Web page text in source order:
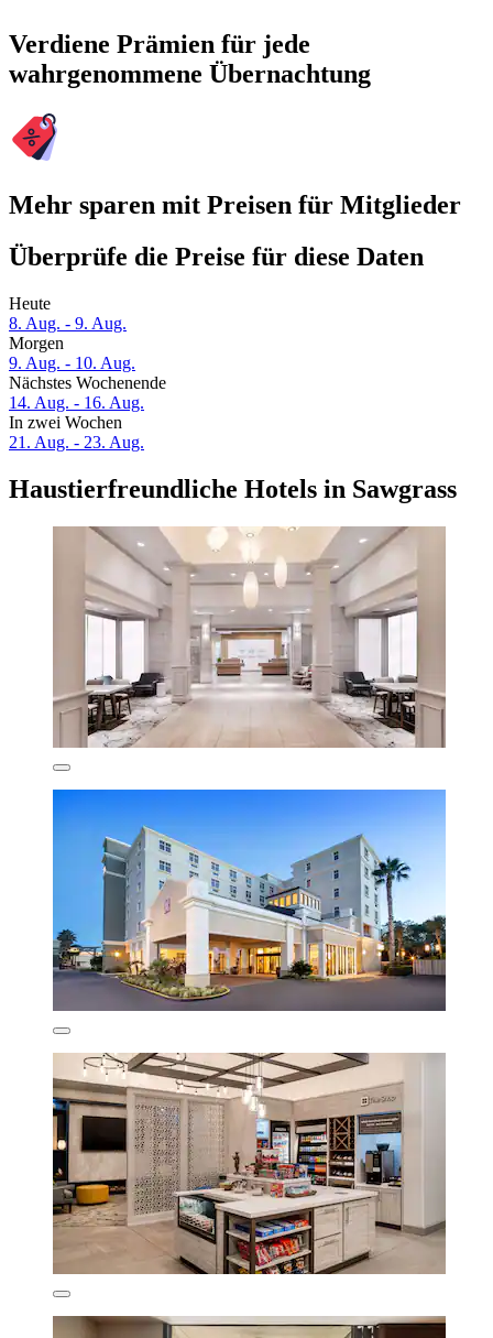
Verdiene Prämien für jede
wahrgenommene Übernachtung
Mehr sparen mit Preisen für Mitglieder
Überprüfe die Preise für diese Daten
Heute
8. Aug. - 9. Aug.
Morgen
9. Aug. - 10. Aug.
Nächstes Wochenende
14. Aug. - 16. Aug.
In zwei Wochen
21. Aug. - 23. Aug.
Haustierfreundliche Hotels in Sawgrass